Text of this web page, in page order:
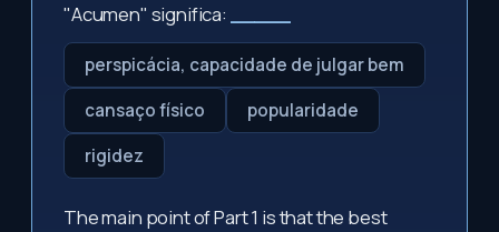
"Acumen" significa:
perspicácia, capacidade de julgar bem
cansaço físico
popularidade
rigidez
The main point of Part 1 is that the best